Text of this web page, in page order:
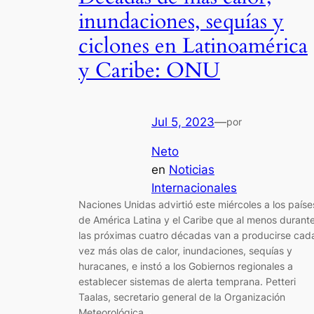
inundaciones, sequías y
ciclones en Latinoamérica
y Caribe: ONU
Jul 5, 2023—por
Neto
en Noticias
Internacionales
Naciones Unidas advirtió este miércoles a los
de América Latina y el Caribe que al menos
las próximas cuatro décadas van a producirse
vez más olas de calor, inundaciones, sequías y
huracanes, e instó a los Gobiernos regionales a
establecer sistemas de alerta temprana. Petteri
Taalas, secretario general de la Organización